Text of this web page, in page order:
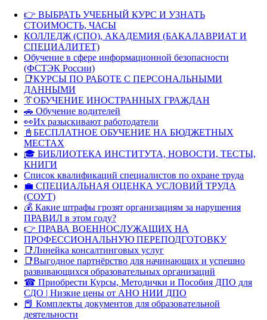
👉 ВЫБРАТЬ УЧЕБНЫЙ КУРС И УЗНАТЬ
СТОИМОСТЬ, ЧАСЫ
КОЛЛЕДЖ (СПО), АКАДЕМИЯ (БАКАЛАВРИАТ И
СПЕЦИАЛИТЕТ)
Обучение в сфере информационной безопасности
(ФСТЭК России)
📑КУРСЫ ПО РАБОТЕ С ПЕРСОНАЛЬНЫМИ
ДАННЫМИ
👔ОБУЧЕНИЕ ИНОСТРАННЫХ ГРАЖДАН
🚗 Обучение водителей
👀Их разыскивают работодатели
📓БЕСПЛАТНОЕ ОБУЧЕНИЕ НА БЮДЖЕТНЫХ
МЕСТАХ
🎓 БИБЛИОТЕКА ИНСТИТУТА, НОВОСТИ, ТЕСТЫ,
КНИГИ
Список квалификаций специалистов по охране труда
💼 СПЕЦИАЛЬНАЯ ОЦЕНКА УСЛОВИЙ ТРУДА
(СОУТ)
💰 Какие штрафы грозят организациям за нарушения
ПРАВИЛ в этом году?
👉 ПРАВА ВОЕННОСЛУЖАЩИХ НА
ПРОФЕССИОНАЛЬНУЮ ПЕРЕПОДГОТОВКУ
📑Линейка консалтинговых услуг
📑Выгодное партнёрство для начинающих и успешно
развивающихся образовательных организаций
☎ Приобрести Курсы, Методички и Пособия ДПО для
СДО | Низкие цены от АНО НИИ ДПО
📕 Комплекты документов для образовательной
деятельности